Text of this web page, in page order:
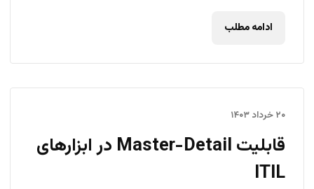
ادامه مطلب
۲۰ خرداد ۱۴۰۳
قابلیت Master-Detail در ابزارهای
ITIL